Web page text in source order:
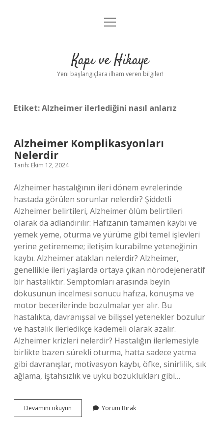
Anasayfa
Yasal Uyarı
menüyü
Kapı ve Hikaye
Yeni başlangıçlara ilham veren bilgiler!
Etiket:Alzheimer ilerlediğini nasıl anlarız
Alzheimer Komplikasyonları
Nelerdir
Tarih: Ekim 12, 2024
Alzheimer hastalığının ileri dönem evrelerinde
hastada görülen sorunlar nelerdir? Şiddetli
Alzheimer belirtileri, Alzheimer ölüm belirtileri
olarak da adlandırılır: Hafızanın tamamen kaybı ve
yemek yeme, oturma ve yürüme gibi temel işlevleri
yerine getirememe; iletişim kurabilme yeteneğinin
kaybı. Alzheimer atakları nelerdir? Alzheimer,
genellikle ileri yaşlarda ortaya çıkan nörodejeneratif
bir hastalıktır. Semptomları arasında beyin
dokusunun incelmesi sonucu hafıza, konuşma ve
motor becerilerinde bozulmalar yer alır. Bu
hastalıkta, davranışsal ve bilişsel yetenekler bozulur
ve hastalık ilerledikçe kademeli olarak azalır.
Alzheimer krizleri nelerdir? Hastalığın ilerlemesiyle
birlikte bazen sürekli oturma, hatta sadece yatma
gibi davranışlar, motivasyon kaybı, öfke, sinirlilik, sık
ağlama, iştahsızlık ve uyku bozuklukları gibi…
Devamını okuyun Alzheimer
Komplikasyonları
Yorum Bırak